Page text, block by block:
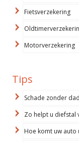
Fietsverzekering
Motorverzekering
Tips
Schade zonder
Zo helpt u diefstal
Hoe komt uw auto